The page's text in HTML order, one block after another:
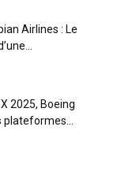
Airlines : Le
2025, Boeing